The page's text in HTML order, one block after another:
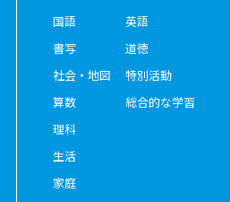
国語
書写
社会・地図
算数
理科
生活
家庭
英語
道徳
特別活動
総合的な学習